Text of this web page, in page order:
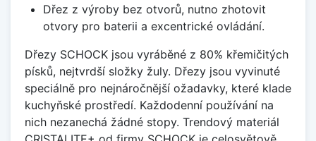
Dřez z výroby bez otvorů, nutno zhotovit
otvory pro baterii a excentrické ovládání.
Dřezy SCHOCK jsou vyráběné z 80% křemičitých
písků, nejtvrdší složky žuly. Dřezy jsou vyvinuté
speciálně pro nejnáročnější ožadavky, které klade
kuchyňské prostředí. Každodenní používání na
nich nezanechá žádné stopy. Trendový materiál